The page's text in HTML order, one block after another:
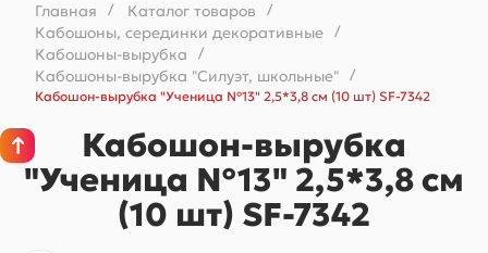
Главная / Каталог товаров /
Кабошоны, серединки декоративные /
Кабошоны-вырубка /
Кабошоны-вырубка "Силуэт, школьные"
/
Кабошон-вырубка "Ученица №13" 2,5*3,8 см (10 шт) SF-7342
Кабошон-вырубка
"Ученица №13" 2,5*3,8 см
(10 шт) SF-7342